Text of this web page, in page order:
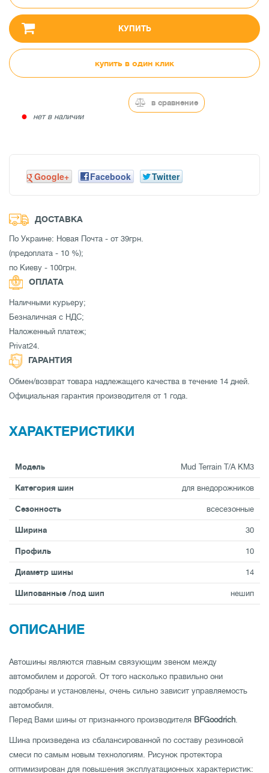
КУПИТЬ
купить в один клик
● нет в наличии
в сравнение
Google+ Facebook Twitter
ДОСТАВКА
По Украине: Новая Почта - от 39грн.
(предоплата - 10 %);
по Киеву - 100грн.
ОПЛАТА
Наличными курьеру;
Безналичная с НДС;
Наложенный платеж;
Privat24.
ГАРАНТИЯ
Обмен/возврат товара надлежащего качества в течение 14 дней.
Официальная гарантия производителя от 1 года.
ХАРАКТЕРИСТИКИ
Модель Mud Terrain T/A KM3
Категория шин для внедорожников
Сезонность всесезонные
Ширина 30
Профиль 10
Диаметр шины 14
Шипованные /под шип нешип
ОПИСАНИЕ
Автошины являются главным связующим звеном между
автомобилем и дорогой. От того насколько правильно они
подобраны и установлены, очень сильно зависит управляемость
автомобиля.
Перед Вами шины от признанного производителя BFGoodrich.
Шина произведена из сбалансированной по составу резиновой
смеси по самым новым технологиям. Рисунок протектора
оптимизирован для повышения эксплуатационных характеристик: